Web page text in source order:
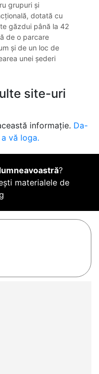
grupuri și
dotată cu
găzdui până la 42
de o parcare
și de un loc de
unei șederi
site-uri
informație. Da-
vă loga.
?
materialele de